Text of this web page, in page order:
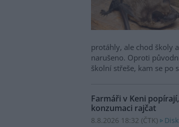
protáhly, ale chod školy
narušeno. Oproti
školní střeše, kam se po
Farmáři v Keni
konzumaci rajčat
8.8.2026 18:32 (ČTK)